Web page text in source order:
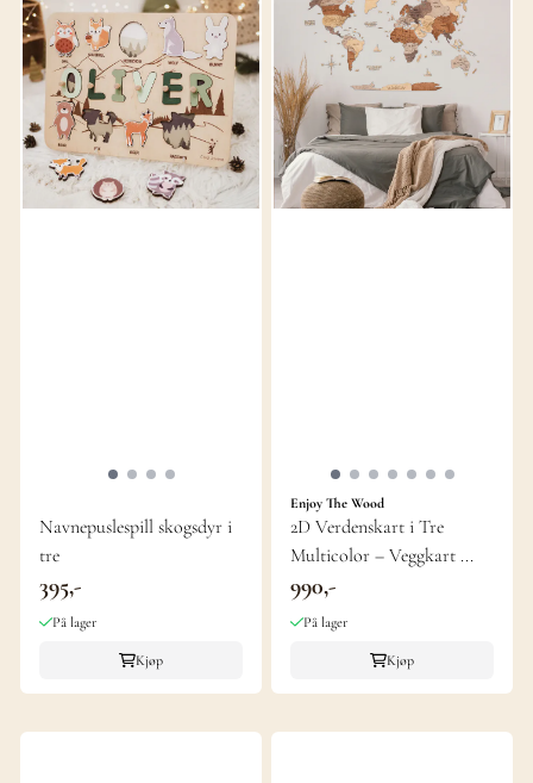
Navnepuslespill skogsdyr i
tre
395,-
På lager
Kjøp
Enjoy The Wood
2D Verdenskart i Tre
Multicolor – Veggkart ...
990,-
På lager
Kjøp